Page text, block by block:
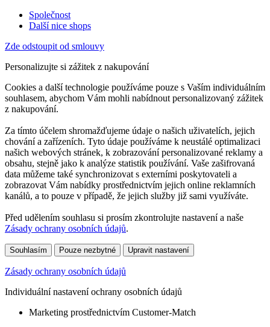
Společnost
Další nice shops
Zde odstoupit od smlouvy
Personalizujte si zážitek z nakupování
Cookies a další technologie používáme pouze s Vaším individuálním
souhlasem, abychom Vám mohli nabídnout personalizovaný zážitek
z nakupování.
Za tímto účelem shromažďujeme údaje o našich uživatelích, jejich
chování a zařízeních. Tyto údaje používáme k neustálé optimalizaci
našich webových stránek, k zobrazování personalizované reklamy a
obsahu, stejně jako k analýze statistik používání. Vaše zašifrovaná
data můžeme také synchronizovat s externími poskytovateli a
zobrazovat Vám nabídky prostřednictvím jejich online reklamních
kanálů, a to pouze v případě, že jejich služby již sami využíváte.
Před udělením souhlasu si prosím zkontrolujte nastavení a naše
Zásady ochrany osobních údajů.
Souhlasím Pouze nezbytné Upravit nastavení
Zásady ochrany osobních údajů
Individuální nastavení ochrany osobních údajů
Marketing prostřednictvím Customer-Match